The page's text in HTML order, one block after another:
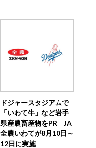
ドジャースタジアムで
「いわて牛」など岩手
県産農畜産物をPR JA
全農いわてが8月10日～
12日に実施